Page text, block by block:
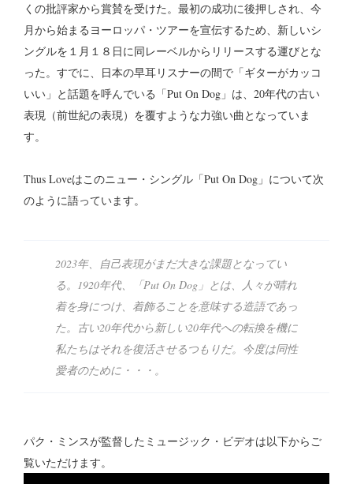
くの批評家から賞賛を受けた。最初の成功に後押しされ、今
月から始まるヨーロッパ・ツアーを宣伝するため、新しいシ
ングルを１月１８日に同レーベルからリリースする運びとな
った。すでに、日本の早耳リスナーの間で「ギターがカッコ
いい」と話題を呼んでいる「Put On Dog」は、20年代の古い
表現（前世紀の表現）を覆すような力強い曲となっていま
す。
Thus Loveはこのニュー・シングル「Put On Dog」について次
のように語っています。
2023年、自己表現がまだ大きな課題となってい
る。1920年代、「Put On Dog」とは、人々が晴れ
着を身につけ、着飾ることを意味する造語であっ
た。古い20年代から新しい20年代への転換を機に
私たちはそれを復活させるつもりだ。今度は同性
愛者のために・・・。
パク・ミンスが監督したミュージック・ビデオは以下からご
覧いただけます。